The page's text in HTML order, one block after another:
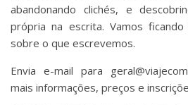
abandonando clichés, e
própria na escrita. Vamos
sobre o que escrevemos.
Envia e-mail para
mais informações, preços e